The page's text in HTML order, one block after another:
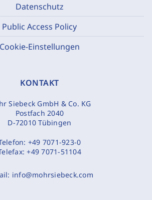
Datenschutz
Public Access Policy
Cookie-Einstellungen
KONTAKT
Siebeck GmbH & Co. KG
Postfach 2040
D-72010 Tübingen
+49 7071-923-0
+49 7071-51104
info@mohrsiebeck.com